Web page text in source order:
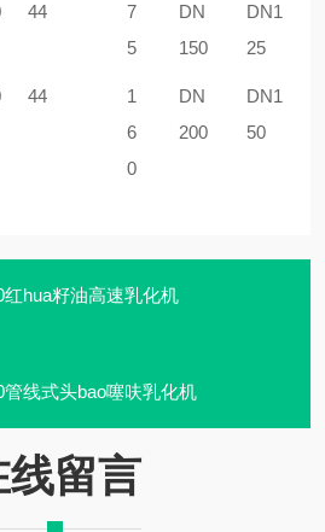
44
7
5
DN
150
DN1
25
44
1
6
0
DN
200
DN1
50
红hua籽油高速乳化机
管线式头bao噻呋乳化机
线留言